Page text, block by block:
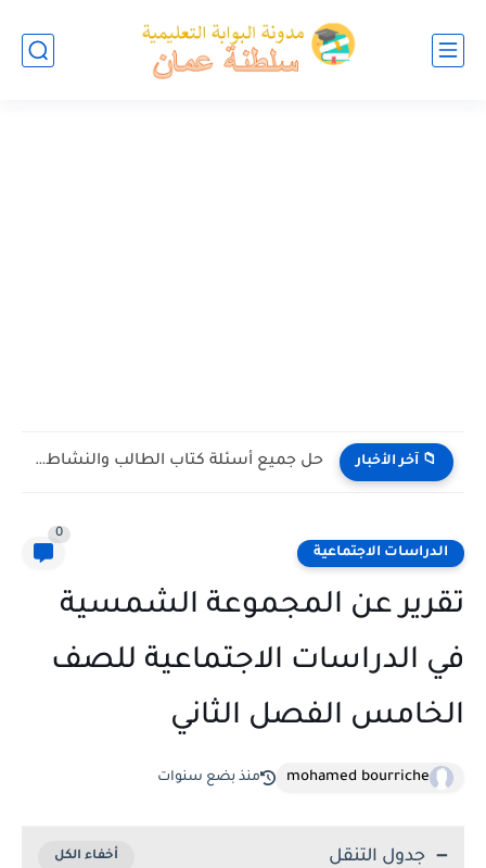
📁 آخر الأخبار حل جميع أسئلة كتاب الطالب والنشاط في الاحياء للصف العاشر...
الدراسات الاجتماعية
0
تقرير عن المجموعة الشمسية
في الدراسات الاجتماعية للصف
الخامس الفصل الثاني
mohamed bourriche منذ بضع سنوات
جدول التنقل